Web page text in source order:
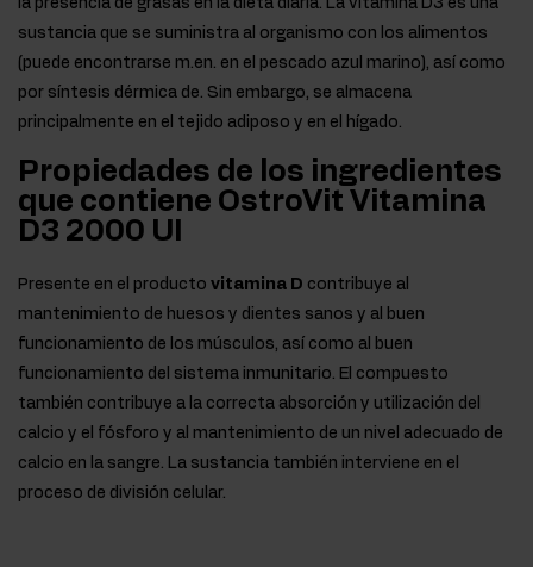
la presencia de grasas en la dieta diaria. La vitamina D3 es una
sustancia que se suministra al organismo con los alimentos
(puede encontrarse m.en. en el pescado azul marino), así como
por síntesis dérmica de. Sin embargo, se almacena
principalmente en el tejido adiposo y en el hígado.
Propiedades de los ingredientes
que contiene OstroVit Vitamina
D3 2000 UI
Presente en el producto vitamina D contribuye al
mantenimiento de huesos y dientes sanos y al buen
funcionamiento de los músculos, así como al buen
funcionamiento del sistema inmunitario. El compuesto
también contribuye a la correcta absorción y utilización del
calcio y el fósforo y al mantenimiento de un nivel adecuado de
calcio en la sangre. La sustancia también interviene en el
proceso de división celular.